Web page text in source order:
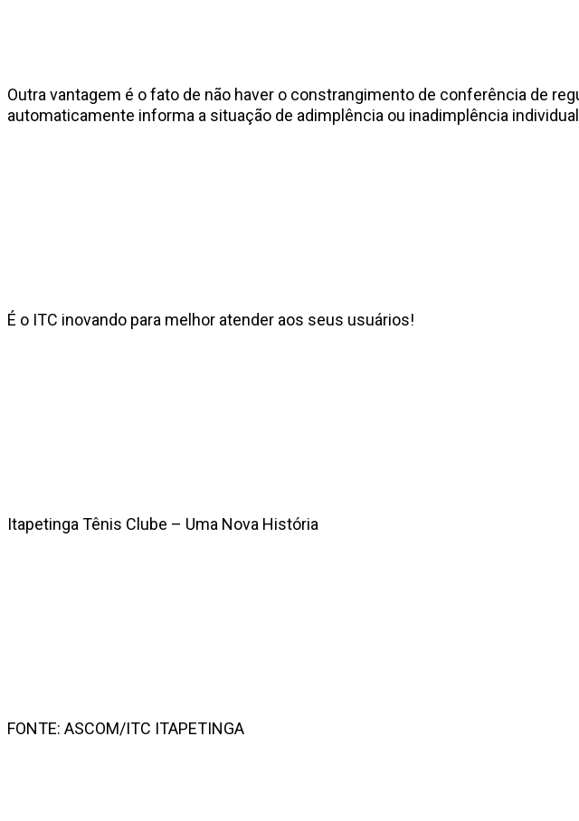
Outra vantagem é o fato de não haver o constrangimento de conferência de
automaticamente informa a situação de adimplência ou inadimplência
É o ITC inovando para melhor atender aos seus usuários!
Itapetinga Tênis Clube – Uma Nova História
FONTE: ASCOM/ITC ITAPETINGA